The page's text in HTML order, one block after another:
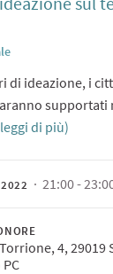
di ideazione, i
supportati
di più)
· 21:00 -
4, 29019